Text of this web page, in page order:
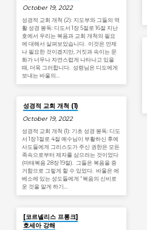
October 19, 2022
성경적 교회 개척 (2): 지도부와 그들의 역
활 성경 봉독: 디도서 1장 5절로 16절 지난
호에서 우리는 복음과 교회 개척의 필요
에 대해서 살펴보았습니다. 이것은 언제
나 필요한 것이겠지만, 거짓과 속이는 문
화가 너무나 자연스럽게 나타나고 있을
때, 더욱 그러합니다. 성령님은 디도에게
보내는 바울의…
성경적 교회 개척 (1)
October 19, 2022
성경적 교회 개척 (1): 기초 성경 봉독: 디도
서 1장 1절로 4절 예수님이 부활하신 후에
사도들에게 그리스도가 주신 권한은 모든
족속으로부터 제자를 삼으라는 것이었다
(마태복음 28장 19절). 그들은 복음을 증
거함으로 그렇게 할 수 있었다. 바울은 에
베소에 있는 성도들에게 “복음의 신비로
운 것을 알게 하기…
[코르넬리스 프롱크]
호세아 강해